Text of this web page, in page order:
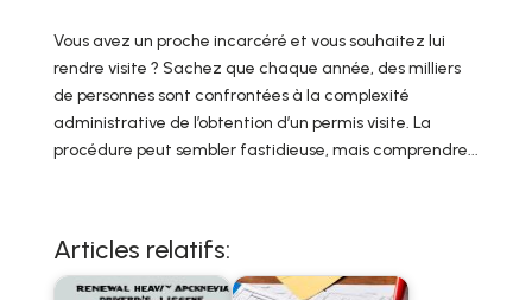
Vous avez un proche incarcéré et vous souhaitez lui
rendre visite ? Sachez que chaque année, des milliers
de personnes sont confrontées à la complexité
administrative de l’obtention d’un permis visite. La
procédure peut sembler fastidieuse, mais comprendre...
Articles relatifs: